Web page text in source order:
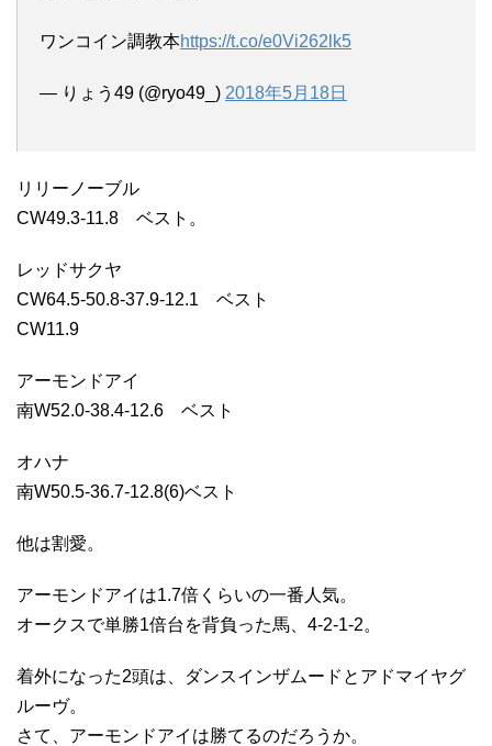
ワンコイン調教本https://t.co/e0Vi262lk5
— りょう49 (@ryo49_) 2018年5月18日
リリーノーブル
CW49.3-11.8 ベスト。
レッドサクヤ
CW64.5-50.8-37.9-12.1 ベスト
CW11.9
アーモンドアイ
南W52.0-38.4-12.6 ベスト
オハナ
南W50.5-36.7-12.8(6)ベスト
他は割愛。
アーモンドアイは1.7倍くらいの一番人気。
オークスで単勝1倍台を背負った馬、4-2-1-2。
着外になった2頭は、ダンスインザムードとアドマイヤグ
ルーヴ。
さて、アーモンドアイは勝てるのだろうか。